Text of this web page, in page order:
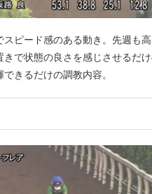
スピード感のある動き。先週も
きで状態の良さを感じさせるだ
きるだけの調教内容。